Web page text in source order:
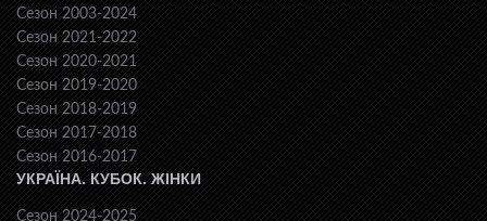
Сезон 2003-2024
Сезон 2021-2022
Сезон 2020-2021
Сезон 2019-2020
Сезон 2018-2019
Сезон 2017-2018
Сезон 2016-2017
УКРАЇНА. КУБОК. ЖІНКИ
Сезон 2024-2025